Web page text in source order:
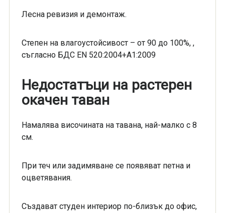
Лесна ревизия и демонтаж.
Степен на влагоустойсивост – от 90 до 100%, ,
съгласно БДС EN 520:2004+А1:2009
Недостатъци на растерен
окачен таван
Намалява височината на тавана, най-малко с 8
см.
При теч или задимяване се появяват петна и
оцветявания.
Създават студен интериор по-близък до офис,